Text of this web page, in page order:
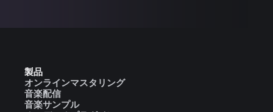
製品
オンラインマスタリング
音楽配信
音楽サンプル